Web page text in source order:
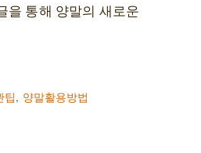
을 통해 양말의 새로운
팁, 양말활용방법